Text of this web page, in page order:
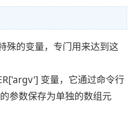
殊的变量，专门用来达到这
变量，它通过命令行
参数保存为单独的数组元